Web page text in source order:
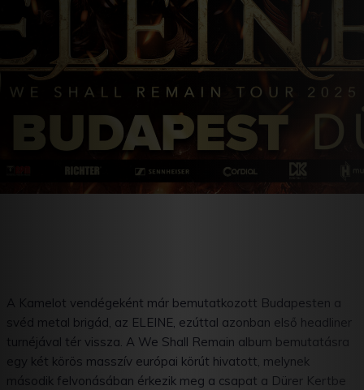
A Kamelot vendégeként már bemutatkozott Budapesten a
svéd metal brigád, az ELEINE, ezúttal azonban első headliner
turnéjával tér vissza. A We Shall Remain album bemutatásra
egy két körös masszív európai körút hivatott, melynek
második felvonásában érkezik meg a csapat a Dürer Kertbe